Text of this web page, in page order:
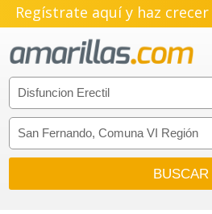
Regístrate aquí y haz